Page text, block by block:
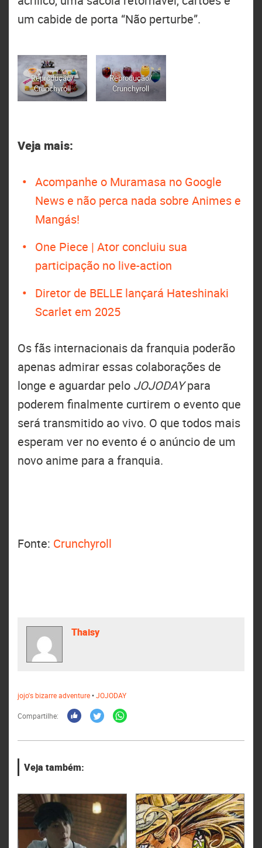
um cabide de porta “Não perturbe”.
Reprodução/
Crunchyroll
Reprodução/
Crunchyroll
Veja mais:
Acompanhe o Muramasa no Google
News e não perca nada sobre Animes e
Mangás!
One Piece | Ator concluiu sua
participação no live-action
Diretor de BELLE lançará Hateshinaki
Scarlet em 2025
Os fãs internacionais da franquia poderão
apenas admirar essas colaborações de
longe e aguardar pelo JOJODAYpara
poderem finalmente curtirem o evento que
será transmitido ao vivo. O que todos mais
esperam ver no evento é o anúncio de um
novo anime para a franquia.
Fonte: Crunchyroll
Thaisy
jojo's bizarre adventure•JOJODAY
Compartilhe:
Veja também: